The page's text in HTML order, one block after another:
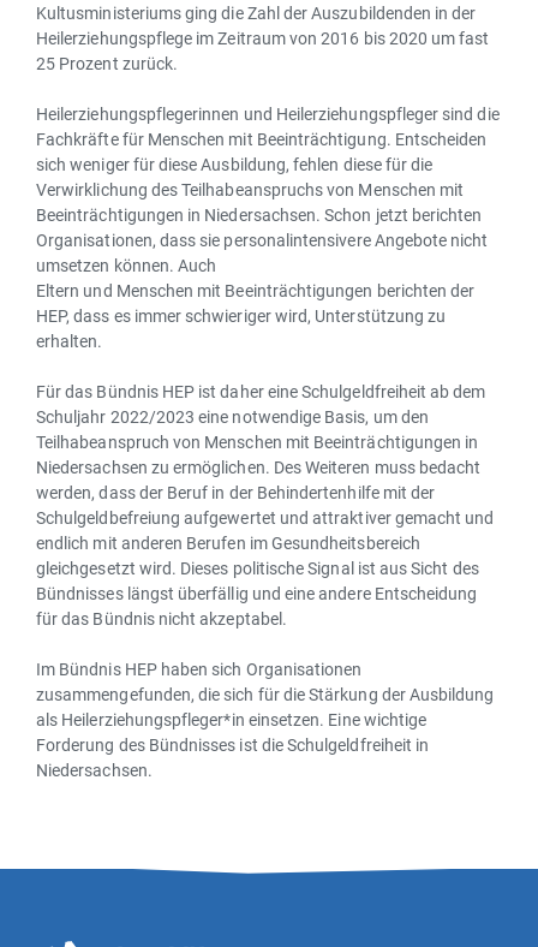
Kultusministeriums ging die Zahl der Auszubildenden in der
Heilerziehungspflege im Zeitraum von 2016 bis 2020 um fast
25 Prozent zurück.
Heilerziehungspflegerinnen und Heilerziehungspfleger sind die
Fachkräfte für Menschen mit Beeinträchtigung. Entscheiden
sich weniger für diese Ausbildung, fehlen diese für die
Verwirklichung des Teilhabeanspruchs von Menschen mit
Beeinträchtigungen in Niedersachsen. Schon jetzt berichten
Organisationen, dass sie personalintensivere Angebote nicht
umsetzen können. Auch
Eltern und Menschen mit Beeinträchtigungen berichten der
HEP, dass es immer schwieriger wird, Unterstützung zu
erhalten.
Für das Bündnis HEP ist daher eine Schulgeldfreiheit ab dem
Schuljahr 2022/2023 eine notwendige Basis, um den
Teilhabeanspruch von Menschen mit Beeinträchtigungen in
Niedersachsen zu ermöglichen. Des Weiteren muss bedacht
werden, dass der Beruf in der Behindertenhilfe mit der
Schulgeldbefreiung aufgewertet und attraktiver gemacht und
endlich mit anderen Berufen im Gesundheitsbereich
gleichgesetzt wird. Dieses politische Signal ist aus Sicht des
Bündnisses längst überfällig und eine andere Entscheidung
für das Bündnis nicht akzeptabel.
Im Bündnis HEP haben sich Organisationen
zusammengefunden, die sich für die Stärkung der Ausbildung
als Heilerziehungspfleger*in einsetzen. Eine wichtige
Forderung des Bündnisses ist die Schulgeldfreiheit in
Niedersachsen.